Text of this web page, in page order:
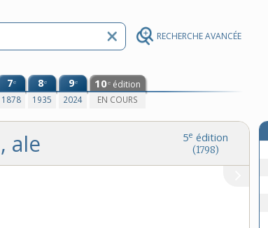
RECHERCHE AVANCÉE
7e
1878
8e
1935
9e
2024
10e édition
EN COURS
5e édition
(1798)
ale